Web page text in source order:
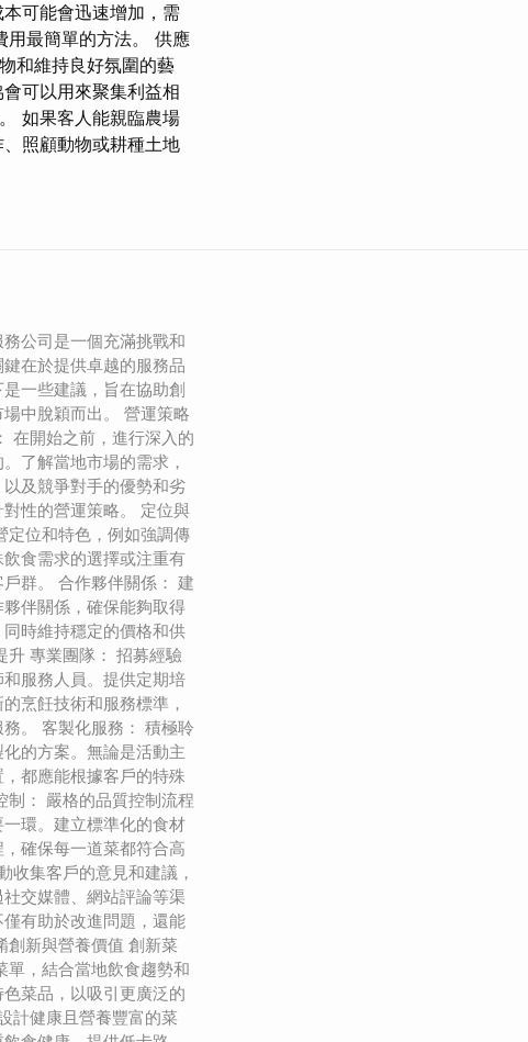
可能會迅速增加，需
最簡單的方法。 供應
和維持良好氛圍的藝
可以用來聚集利益相
如果客人能親臨農場
照顧動物或耕種土地
公司是一個充滿挑戰和
在於提供卓越的服務品
一些建議，旨在協助創
中脫穎而出。 營運策略
在開始之前，進行深入的
了解當地市場的需求，
及競爭對手的優勢和劣
性的營運策略。 定位與
定位和特色，例如強調傳
食需求的選擇或注重有
群。 合作夥伴關係： 建
伴關係，確保能夠取得
時維持穩定的價格和供
升 專業團隊： 招募經驗
服務人員。提供定期培
烹飪技術和服務標準，
。 客製化服務： 積極聆
的方案。無論是活動主
都應能根據客戶的特殊
制： 嚴格的品質控制流程
環。建立標準化的食材
確保每一道菜都符合高
收集客戶的意見和建議，
交媒體、網站評論等渠
有助於改進問題，還能
創新與營養價值 創新菜
單，結合當地飲食趨勢和
菜品，以吸引更廣泛的
計健康且營養豐富的菜